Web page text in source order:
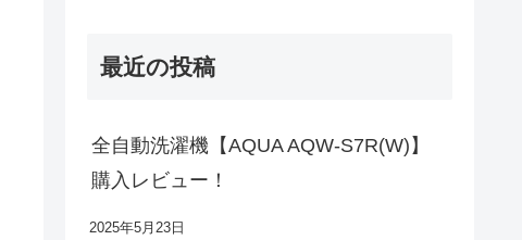
最近の投稿
全自動洗濯機【AQUA AQW-S7R(W)】
購入レビュー！
2025年5月23日